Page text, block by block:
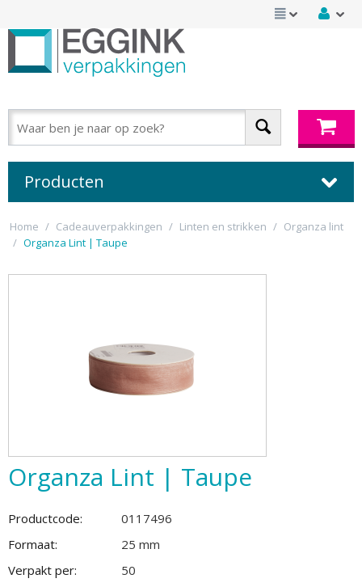
Producten
Home / Cadeauverpakkingen / Linten en strikken / Organza lint
/ Organza Lint | Taupe
Organza Lint | Taupe
Productcode:
0117496
Formaat:
25 mm
Verpakt per:
50